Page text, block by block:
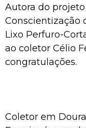
Autora do
Conscientização
Lixo Perfuro-
ao coletor Célio
congratulações.
Coletor em